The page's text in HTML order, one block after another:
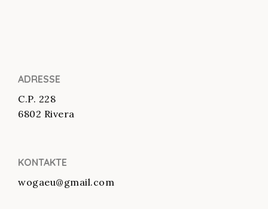
ADRESSE
C.P. 228
6802 Rivera
KONTAKTE
wogaeu@gmail.com